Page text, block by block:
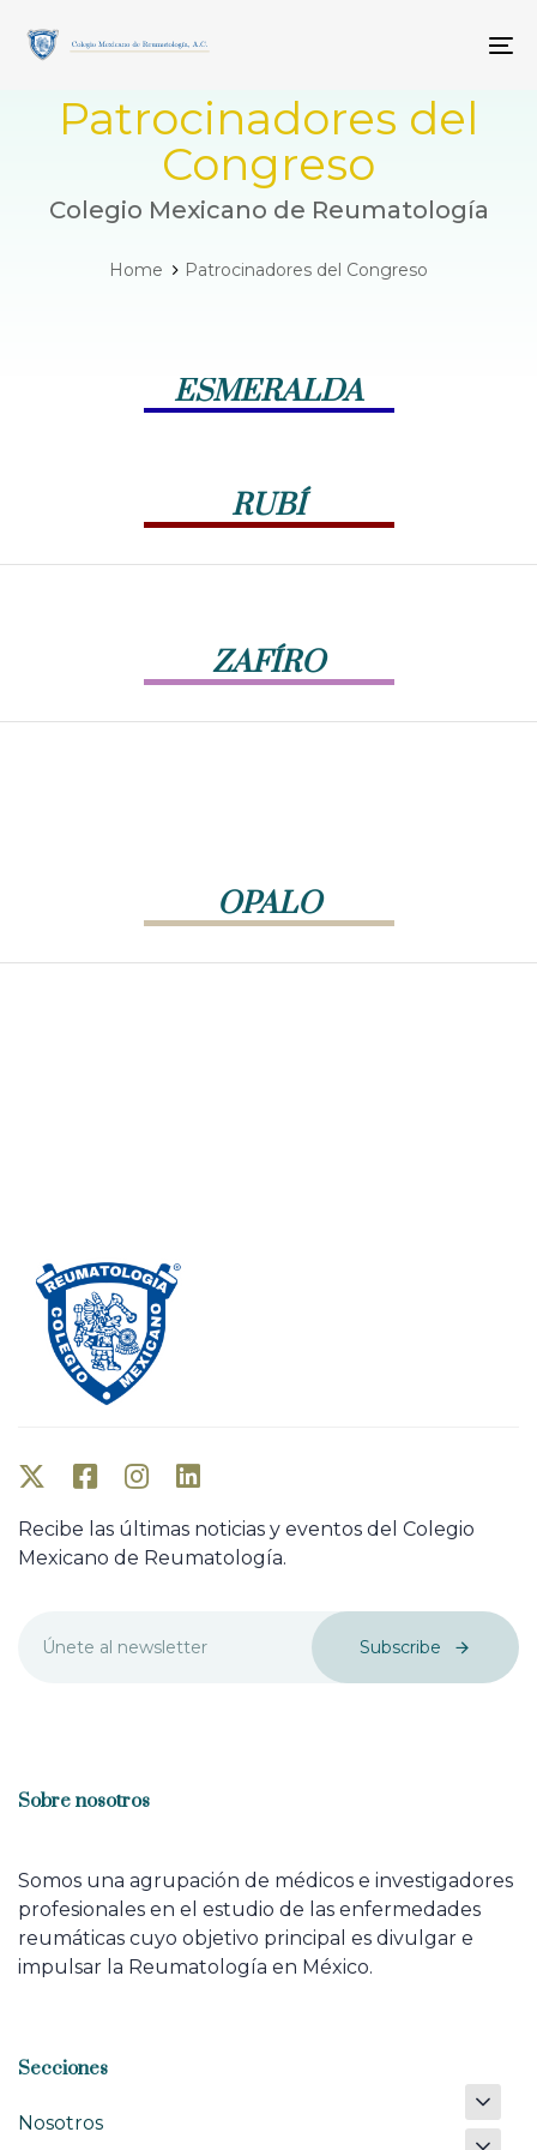
links
primary
Patrocinadores del
Congreso
Colegio Mexicano de Reumatología
Home Patrocinadores del Congreso
ESMERALDA
RUBÍ
ZAFÍRO
OPALO
Recibe las últimas noticias y eventos del Colegio
Mexicano de Reumatología.
Subscribe
Sobre nosotros
Somos una agrupación de médicos e investigadores
profesionales en el estudio de las enfermedades
reumáticas cuyo objetivo principal es divulgar e
impulsar la Reumatología en México.
Secciones
Nosotros